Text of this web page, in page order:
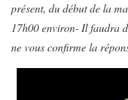
présent, du début de la
17h00 environ- Il faudra
ne vous confirme la